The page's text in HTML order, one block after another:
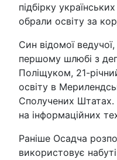
підбірку
обрали освіту за
Син відомої
першому шлюбі з
Поліщуком, 21-
освіту в
Сполучених Штатах.
на інформаційних
Раніше Осадча
використовує